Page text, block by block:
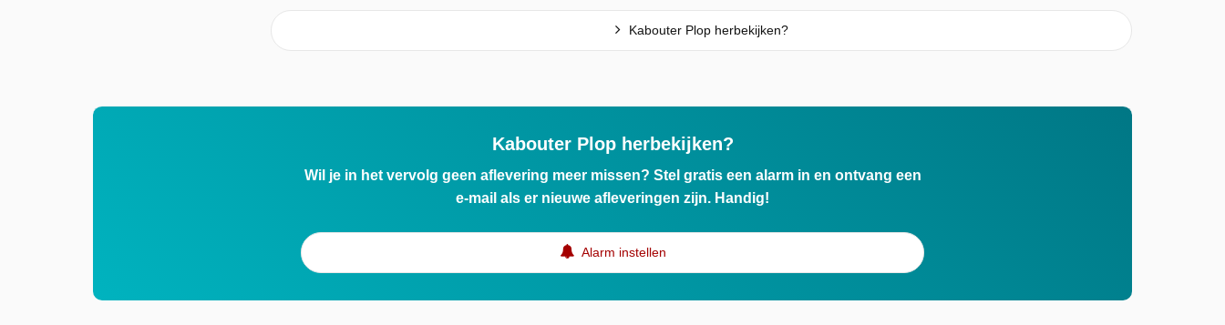
Kabouter Plop herbekijken?
Kabouter Plop herbekijken?
Wil je in het vervolg geen aflevering meer missen? Stel gratis een alarm in en ontvang een
e-mail als er nieuwe afleveringen zijn. Handig!
Alarm instellen